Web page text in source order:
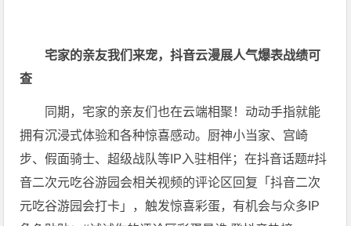
宅家的亲友我们来宠，抖音云漫展人气爆表战绩可
查
同期，宅家的亲友们也在云端相聚！动动手指就能
拥有沉浸式体验和各种惊喜感动。厨神小当家、宫崎
步、假面骑士、超级战队等IP入驻相伴；在抖音话题#抖
音二次元吃谷游园会相关视频的评论区回复「抖音二次
元吃谷游园会打卡」，触发惊喜彩蛋，有机会与众多IP